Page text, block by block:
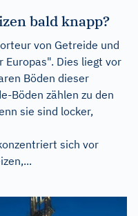
bald knapp?
von Getreide und
Europas". Dies liegt vor
Böden dieser
Böden zählen zu den
sie sind locker,
sich vor